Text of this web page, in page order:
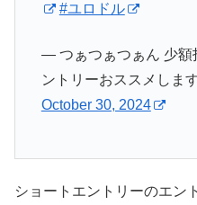
#ユロドル
— つぁつぁつぁん 少額
ントリーおススメしま
October 30, 2024
ショートエントリーのエン